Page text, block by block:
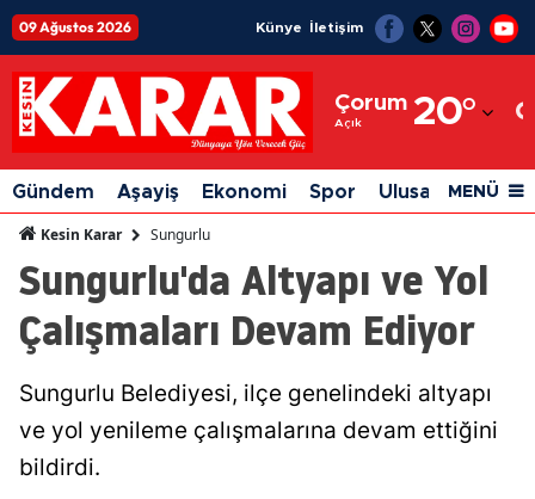
09 Ağustos 2026 Künye İletişim
Çorum
Açık 20°
Adıyaman
Afyonkarahisar
Ağrı
Amasya
Ankara
Gündem Aşayiş Ekonomi Spor Ulusal Siyaset
MENÜ
Kesin Karar Sungurlu
Sungurlu'da Altyapı ve Yol
Çalışmaları Devam Ediyor
Sungurlu Belediyesi, ilçe genelindeki altyapı
ve yol yenileme çalışmalarına devam ettiğini
bildirdi.